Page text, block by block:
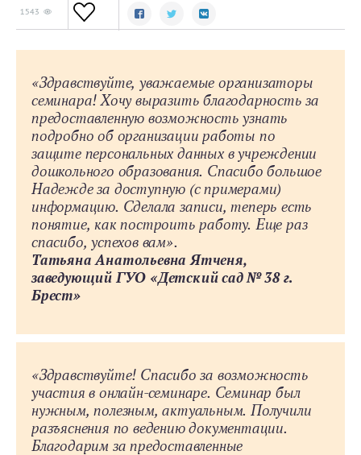
1543
«Здравствуйте, уважаемые организаторы
семинара! Хочу выразить благодарность за
предоставленную возможность узнать
подробно об организации работы по
защите персональных данных в учреждении
дошкольного образования. Спасибо большое
Надежде за доступную (с примерами)
информацию. Сделала записи, теперь есть
понятие, как построить работу. Еще раз
спасибо, успехов вам».
Татьяна Анатольевна Ятченя,
заведующий ГУО «Детский сад № 38 г.
Брест»
«Здравствуйте! Спасибо за возможность
участия в онлайн-семинаре. Семинар был
нужным, полезным, актуальным. Получили
разъяснения по ведению документации.
Благодарим за предоставленные